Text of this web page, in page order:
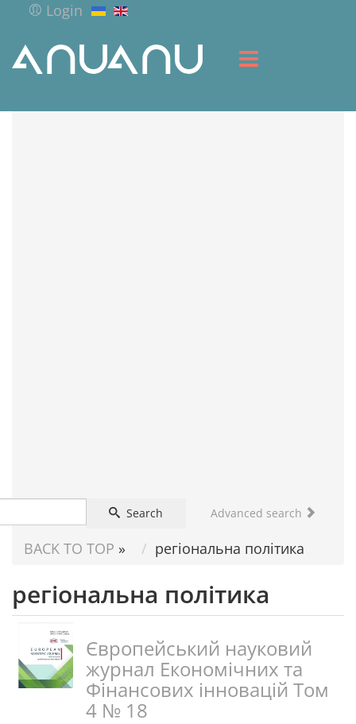
Login
Search Advanced search
BACK TO TOP » регіональна політика
регіональна політика
Європейський науковий
журнал Економічних та
Фінансових інновацій Том
4 № 18